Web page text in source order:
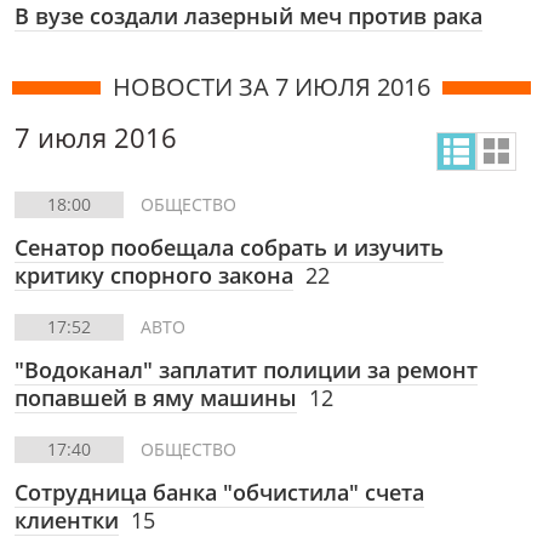
В вузе создали лазерный меч против рака
НОВОСТИ ЗА 7 ИЮЛЯ 2016
7 июля 2016
18:00 ОБЩЕСТВО
Сенатор пообещала собрать и изучить
критику спорного закона 22
17:52 АВТО
"Водоканал" заплатит полиции за ремонт
попавшей в яму машины 12
17:40 ОБЩЕСТВО
Сотрудница банка "обчистила" счета
клиентки 15